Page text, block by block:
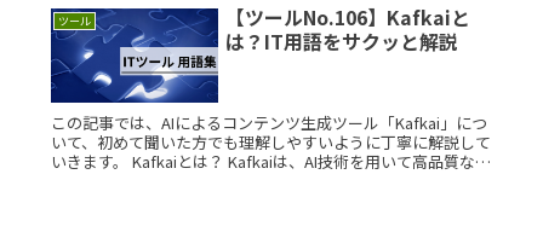
ツール
【ツールNo.106】Kafkaiと
は？IT用語をサクッと解説
この記事では、AIによるコンテンツ生成ツール「Kafkai」につ
いて、初めて聞いた方でも理解しやすいように丁寧に解説して
いきます。 Kafkaiとは？ Kafkaiは、AI技術を用いて高品質な記